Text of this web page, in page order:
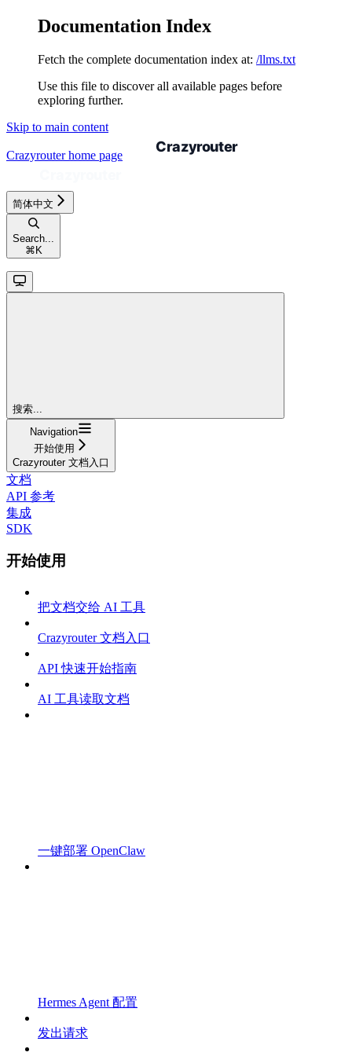
Documentation Index
Fetch the complete documentation index at: /llms.txt
Use this file to discover all available pages before
exploring further.
Skip to main content
Crazyrouterhome page
简体中文
Search...
⌘ K
搜索...
Navigation
开始使用
Crazyrouter 文档入口
文档
API 参考
集成
SDK
开始使用
把文档交给 AI 工具
Crazyrouter 文档入口
API 快速开始指南
AI 工具读取文档
一键部署 OpenClaw
Hermes Agent 配置
发出请求